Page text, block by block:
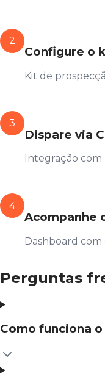
2
Configure o
Kit de
3
Dispare via
Integração
4
Acompanhe
Dashboard
Perguntas
Como funciona